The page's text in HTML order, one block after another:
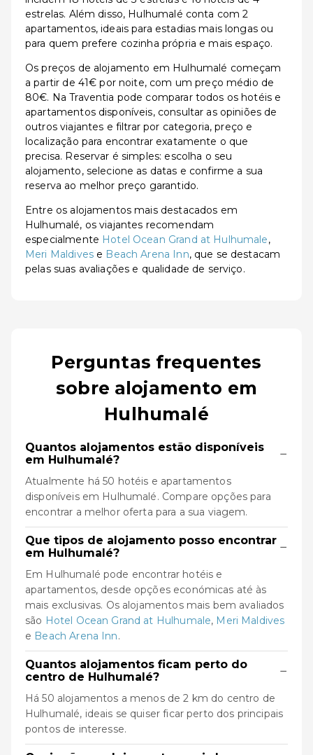
estrelas. Além disso, Hulhumalé conta com 2
apartamentos, ideais para estadias mais longas ou
para quem prefere cozinha própria e mais espaço.
Os preços de alojamento em Hulhumalé começam
a partir de 41€ por noite, com um preço médio de
80€. Na Traventia pode comparar todos os hotéis e
apartamentos disponíveis, consultar as opiniões de
outros viajantes e filtrar por categoria, preço e
localização para encontrar exatamente o que
precisa. Reservar é simples: escolha o seu
alojamento, selecione as datas e confirme a sua
reserva ao melhor preço garantido.
Entre os alojamentos mais destacados em
Hulhumalé, os viajantes recomendam
especialmente Hotel Ocean Grand at Hulhumale,
Meri Maldivese Beach Arena Inn, que se destacam
pelas suas avaliações e qualidade de serviço.
Perguntas frequentes
sobre alojamento em
Hulhumalé
Quantos alojamentos estão disponíveis
em Hulhumalé?
−
Atualmente há 50 hotéis e apartamentos
disponíveis em Hulhumalé. Compare opções para
encontrar a melhor oferta para a sua viagem.
Que tipos de alojamento posso encontrar
em Hulhumalé?
−
Em Hulhumalé pode encontrar hotéis e
apartamentos, desde opções económicas até às
mais exclusivas. Os alojamentos mais bem avaliados
são Hotel Ocean Grand at Hulhumale, Meri Maldives
e Beach Arena Inn.
Quantos alojamentos ficam perto do
centro de Hulhumalé?
−
Há 50 alojamentos a menos de 2 km do centro de
Hulhumalé, ideais se quiser ficar perto dos principais
pontos de interesse.